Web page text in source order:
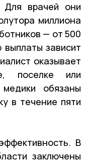
Для врачей они
миллиона
— от 500
зависит
оказывает
поселке или
обязаны
в течение пяти
В
заключены